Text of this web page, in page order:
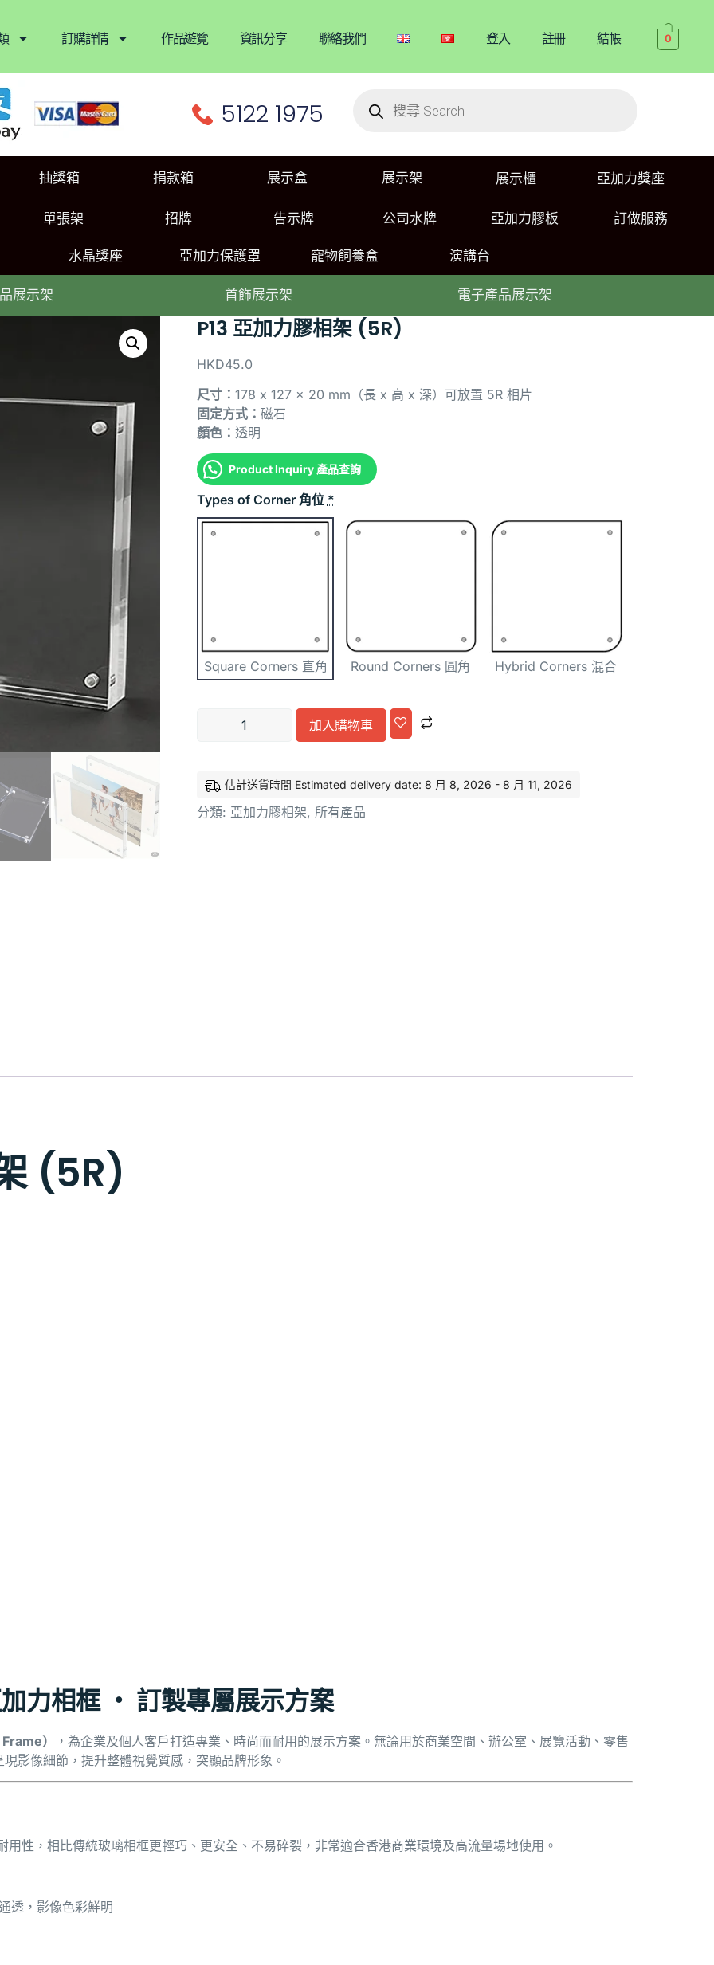
訂購詳情 作品遊覽 資訊分享 聯絡我們 登入 註冊 結帳 0
5122 1975
抽獎箱 捐款箱 展示盒 展示架 展示櫃 亞加力獎座
單張架 招牌 告示牌 公司水牌 亞加力膠板 訂做服務
水晶獎座 亞加力保護罩 寵物飼養盒 演講台
展示架 首飾展示架 電子產品展示架
P13 亞加力膠相架 (5R)
HKD45.0
尺寸： 178 x 127 x 20 mm（長 x 高 x 深） 可放置 5R 相片
固定方式： 磁石
顏色： 透明
Product Inquiry 產品查詢
Types of Corner 角位 *
Square Corners 直角 Round Corners 圓角 Hybrid Corners 混合
加入購物車
估計送貨時間 Estimated delivery date: 8 月 8, 2026 - 8 月 11, 2026
分類: 亞加力膠相架, 所有產品
(5R)
力相框 ‧ 訂製專屬展示方案
）
，為企業及個人客戶打造專業、時尚而耐用的展示方案。無論用於商業空間、辦公室、展覽活動、零售
影像細節，提升整體視覺質感，突顯品牌形象。
用性，相比傳統玻璃相框更輕巧、更安全、不易碎裂，非常適合香港商業環境及高流量場地使用。
透，影像色彩鮮明